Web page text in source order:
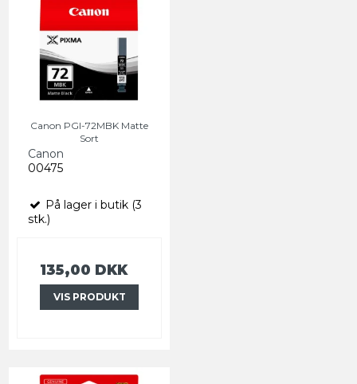
Canon PGI-72MBK Matte
Sort
Canon
00475
På lager i butik (3
stk.)
135,00 DKK
VIS PRODUKT